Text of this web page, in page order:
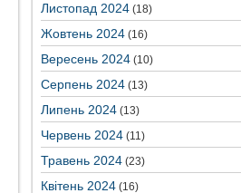
Листопад 2024(18)
Жовтень 2024(16)
Вересень 2024(10)
Серпень 2024(13)
Липень 2024(13)
Червень 2024(11)
Травень 2024(23)
Квітень 2024(16)